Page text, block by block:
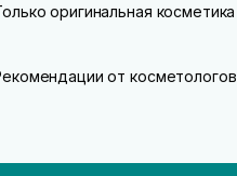
оригинальная косметика
от косметологов